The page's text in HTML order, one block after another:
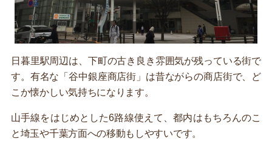
日暮里駅周辺は、下町の古き良き雰囲気が残っている街で
す。有名な「谷中銀座商店街」は昔ながらの商店街で、ど
こか懐かしい気持ちになります。
山手線をはじめとした6路線使えて、都内はもちろんのこ
と埼玉や千葉方面への移動もしやすいです。